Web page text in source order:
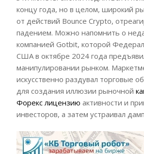
концу года, но в целом, широкий
от действий Bounce Crypto,
падением. Можно напомнить о
компанией Gotbit, которой
США в октябре 2024 года
манипулировании рынком.
искусственно раздувал торговые
для создания иллюзии рыночной
Форекс лицензию активности и
инвесторов, а затем устраивал